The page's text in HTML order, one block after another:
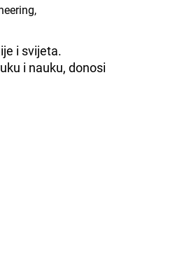
i svijeta.
i nauku, donosi